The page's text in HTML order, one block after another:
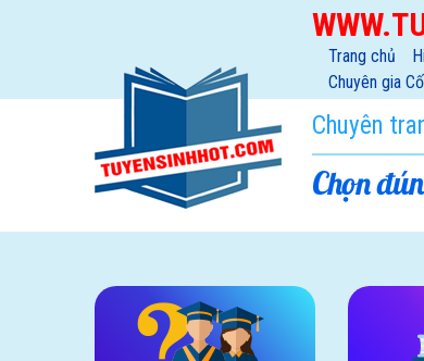
Trang chủ
Chuyên gia
Chuyên
Chọn